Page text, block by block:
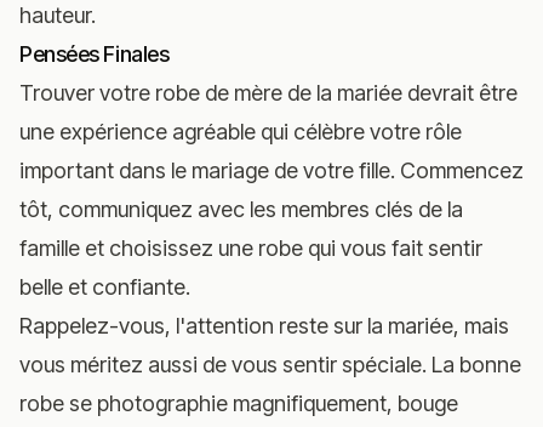
hauteur.
Pensées Finales
Trouver votre robe de mère de la mariée devrait être
une expérience agréable qui célèbre votre rôle
important dans le mariage de votre fille. Commencez
tôt, communiquez avec les membres clés de la
famille et choisissez une robe qui vous fait sentir
belle et confiante.
Rappelez-vous, l'attention reste sur la mariée, mais
vous méritez aussi de vous sentir spéciale. La bonne
robe se photographie magnifiquement, bouge